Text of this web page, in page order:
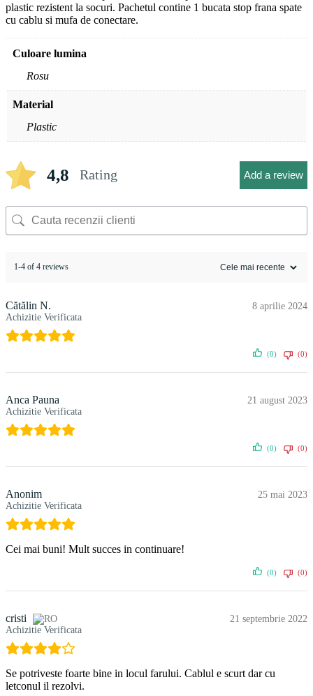
plastic rezistent la socuri. Pachetul contine 1 bucata stop frana spate
cu cablu si mufa de conectare.
Culoare lumina
Rosu
Material
Plastic
4,8 Rating Add a review
1-4 of 4 reviews
Cătălin N.
Achizitie Verificata
8 aprilie 2024
(0) (0)
Anca Pauna
Achizitie Verificata
21 august 2023
(0) (0)
Anonim
Achizitie Verificata
25 mai 2023
Cei mai buni! Mult succes in continuare!
(0) (0)
cristi
Achizitie Verificata
21 septembrie 2022
Se potriveste foarte bine in locul farului. Cablul e scurt dar cu
letconul il rezolvi.